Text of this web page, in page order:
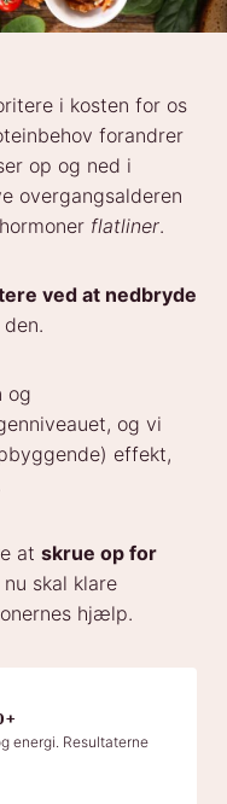
i kosten for os
forandrer
op og ned i
overgangsalderen
flatliner.
ved at nedbryde
og
og vi
effekt,
at skrue op for
skal klare
hjælp.
energi. Resultaterne